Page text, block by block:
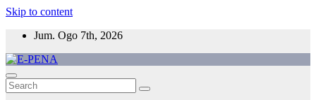
Skip to content
Jum. Ogo 7th, 2026
E-PENA
Berita Digital Terkini